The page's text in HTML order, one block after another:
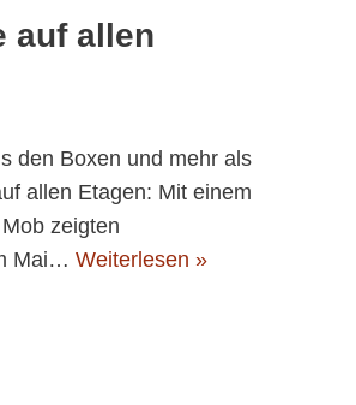
auf allen
den Boxen und mehr als
allen Etagen: Mit einem
zeigten
Mai… Weiterlesen »